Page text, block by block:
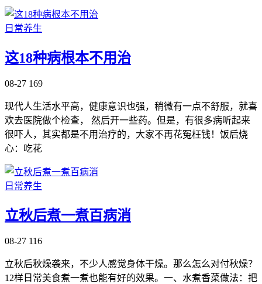
日常养生
这18种病根本不用治
08-27 169
现代人生活水平高，健康意识也强，稍微有一点不舒服，就喜
欢去医院做个检查， 然后开一些药。但是，有很多病听起来
很吓人，其实都是不用治疗的，大家不再花冤枉钱！饭后烧
心：吃花
日常养生
立秋后煮一煮百病消
08-27 116
立秋后秋燥袭来，不少人感觉身体干燥。那么怎么对付秋燥？
12样日常美食煮一煮也能有好的效果。一、水煮香菜做法：把